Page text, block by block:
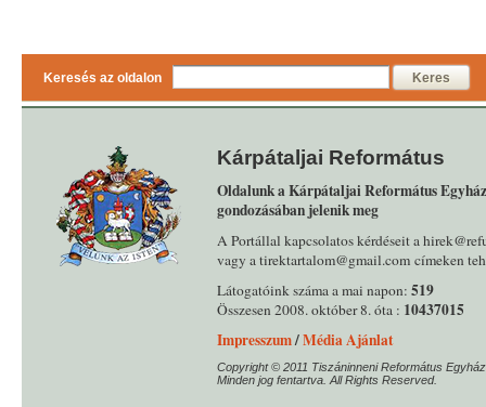
Keresés az oldalon Keres
Kárpátaljai Református
Oldalunk a Kárpátaljai Református
gondozásában jelenik meg
A Portállal kapcsolatos kérdéseit a
vagy a tirektartalom@gmail.com címeken
Látogatóink száma a mai napon: 519
Összesen 2008. október 8. óta : 10437015
Impresszum/Média Ajánlat
Copyright © 2011 Tiszáninneni Református
Minden jog fentartva. All Rights Reserved.